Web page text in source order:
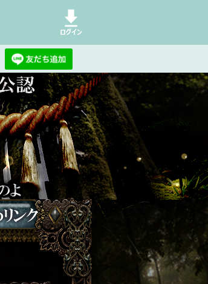
がままの現実を受